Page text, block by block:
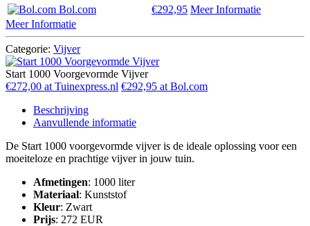
Bol.com €292,95 Meer Informatie
Meer Informatie
Categorie: Vijver
Start 1000 Voorgevormde Vijver
€272,00 at Tuinexpress.nl €292,95 at Bol.com
Beschrijving
Aanvullende informatie
De Start 1000 voorgevormde vijver is de ideale oplossing voor een
moeiteloze en prachtige vijver in jouw tuin.
Afmetingen: 1000 liter
Materiaal: Kunststof
Kleur: Zwart
Prijs: 272 EUR